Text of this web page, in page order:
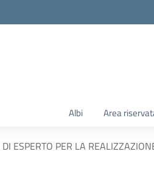
Albi Area
ESPERTO PER LA